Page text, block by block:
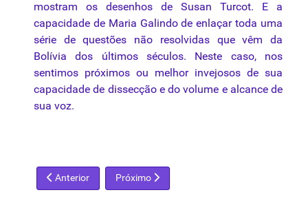
mostram os desenhos de Susan Turcot. E a
capacidade de Maria Galindo de enlaçar toda uma
série de questões não resolvidas que vêm da
Bolívia dos últimos séculos. Neste caso, nos
sentimos próximos ou melhor invejosos de sua
capacidade de dissecção e do volume e alcance de
sua voz.
Artigo anterior: Guia Brasileiro de Prod. Cultural volta
Anterior Próximo artigo: O Grito" e "Madonna", de
Próximo